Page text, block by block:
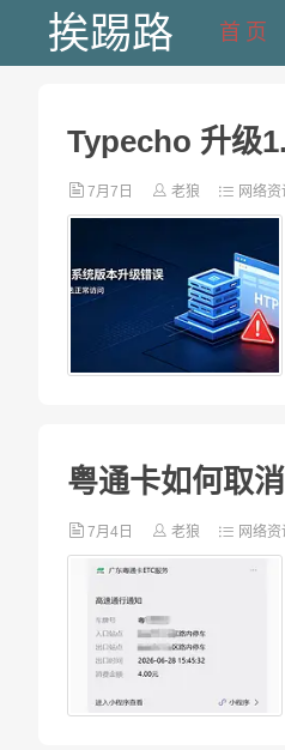
挨踢路 首页
Typecho 升级
7月7日 老狼 网络资
粤通卡如何取
7月4日 老狼 网络资